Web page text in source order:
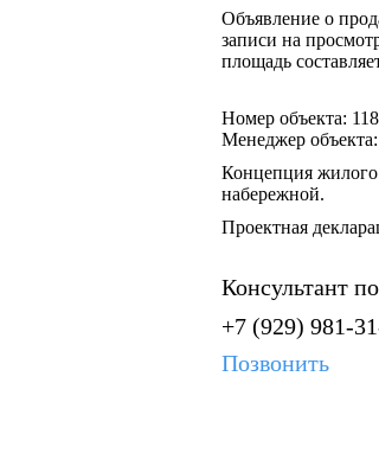
Объявление о
записи на
площадь
Номер объекта:
Менеджер
Концепция жилого
набережной.
Проектная
Консультант
+7 (929) 981-
Позвонить